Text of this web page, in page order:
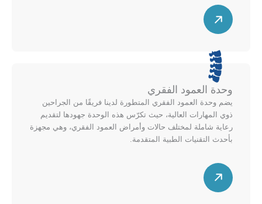
ط
ي
ن
ل
ل
أ
ع
ل
ى
م
خ
ط
س
ه
ق
ط
ر
ي
ل
ل
ي
ي
ن
وحدة العمود الفقري
يضم وحدة العمود الفقري المتطورة لدينا فريقًا من الجراحين
ذوي المهارات العالية، حيث تكرّس هذه الوحدة جهودها لتقديم
رعاية شاملة لمختلف حالات وأمراض العمود الفقري، وهي مجهزة
بأحدث التقنيات الطبية المتقدمة.
س
ه